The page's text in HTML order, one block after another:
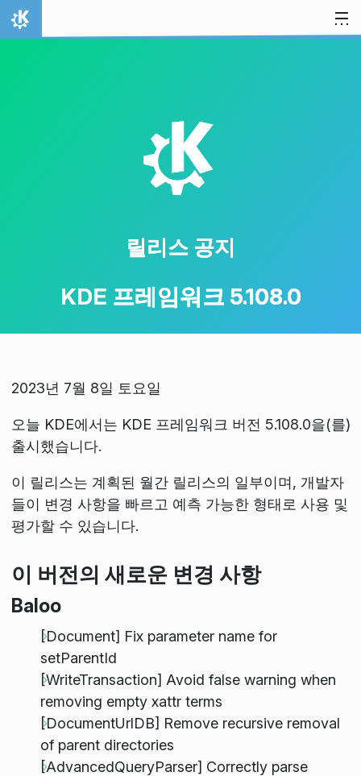
내용으로 이동
홈
K
릴리스 공지
KDE 프레임워크 5.108.0
2023년 7월 8일 토요일
오늘 KDE에서는 KDE 프레임워크 버전 5.108.0을(를)
출시했습니다.
이 릴리스는 계획된 월간 릴리스의 일부이며, 개발자
들이 변경 사항을 빠르고 예측 가능한 형태로 사용 및
평가할 수 있습니다.
이 버전의 새로운 변경 사항
Baloo
[Document] Fix parameter name for
setParentId
[WriteTransaction] Avoid false warning when
removing empty xattr terms
[DocumentUrlDB] Remove recursive removal
of parent directories
[AdvancedQueryParser] Correctly parse